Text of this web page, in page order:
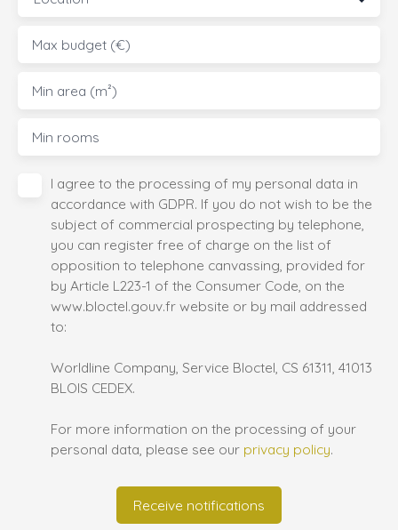
Max budget (€)
Min area (m²)
Min rooms
I agree to the processing of my personal data in
accordance with GDPR. If you do not wish to be the
subject of commercial prospecting by telephone,
you can register free of charge on the list of
opposition to telephone canvassing, provided for
by Article L223-1 of the Consumer Code, on the
www.bloctel.gouv.fr website or by mail addressed
to:
Worldline Company, Service Bloctel, CS 61311, 41013
BLOIS CEDEX.
For more information on the processing of your
personal data, please see our privacy policy.
Receive notifications